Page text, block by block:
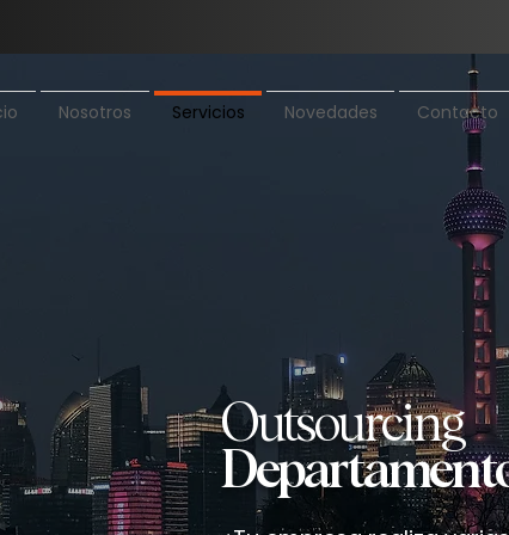
Nosotros Servicios Novedades Contacto
Outsourcing